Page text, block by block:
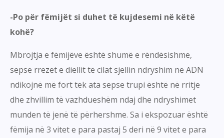
-Po për fëmijët si duhet të kujdesemi në këtë
kohë?
Mbrojtja e fëmijëve është shumë e rëndësishme,
sepse rrezet e diellit të cilat sjellin ndryshim në ADN
ndikojnë më fort tek ata sepse trupi është në rritje
dhe zhvillim të vazhdueshëm ndaj dhe ndryshimet
munden të jenë të përhershme. Sa i ekspozuar është
fëmija në 3 vitet e para pastaj 5 deri në 9 vitet e para